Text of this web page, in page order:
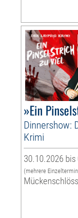
»Ein
Dinnershow:
Krimi
30.10.2026
(mehrere